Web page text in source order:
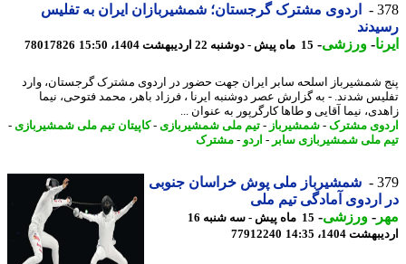
اردوی مشترک گرجستان؛ شمشیربازان ایران به تفلیس
-ورزشی-15 ماه پیش - دوشنبه 22 اردیبهشت 1404، 15:50 78017826
شمشیرباز اسلحه سابر ایران جهت حضور در اردوی مشترک گرجستان، وارد
شدند. - به گزارش عصر دوشنبه ایرنا ، فرزاد باهر، محمد فتوحی، نیما
نیما آقایی و طاها کارگرپور به عنوان ...
مشترک- شمشیرباز- تیم ملی شمشیربازی - کاپیتان تیم ملی شمشیربازی -
ملی شمشیربازی سابر-اردو - مشترک
شمشیرباز ملی پوش خراسان جنوبی
اردوی آمادگی تیم ملی
-ورزشی-
15 ماه پیش - سه شنبه 16
1404، 14:35
77912240